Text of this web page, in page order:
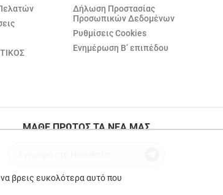
Δήλωση Προστασίας
Προσωπικών Δεδομένων
Ρυθμίσεις Cookies
Ενημέρωση Β’ επιπέδου
ΜΑΘΕ ΠΡΩΤΟΣ ΤΑ ΝΕΑ ΜΑΣ
βρεις ευκολότερα αυτό που